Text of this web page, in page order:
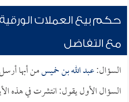
حكم بيع العملات
مع التفاضل
السؤال:عبد الله بن خميسمن أبها
السؤال الأول يقول: انتشرت في هذه